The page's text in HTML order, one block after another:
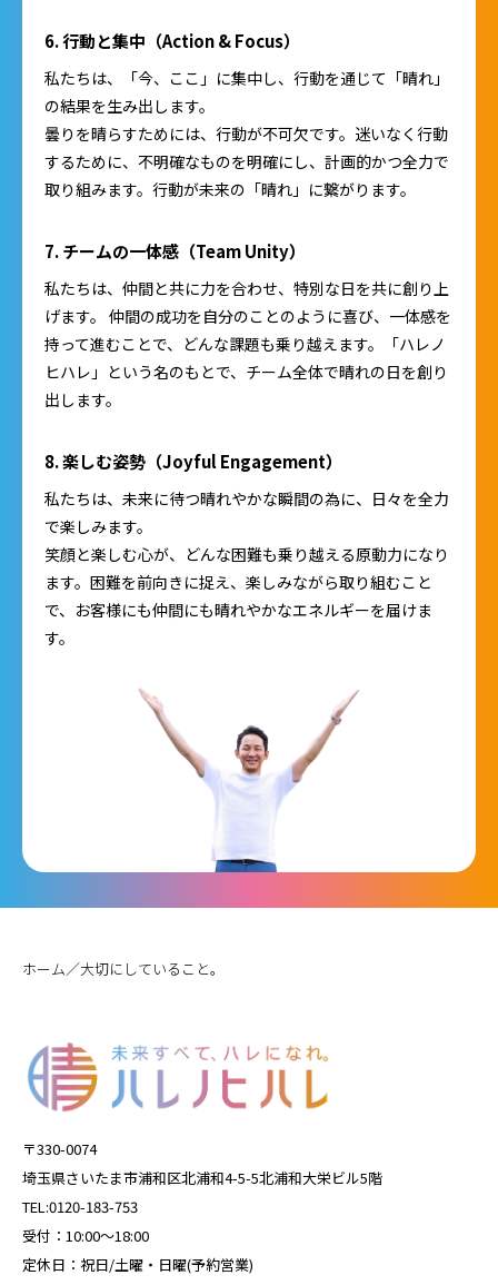
6. 行動と集中（Action & Focus）
私たちは、「今、ここ」に集中し、行動を通じて「晴れ」
の結果を生み出します。
曇りを晴らすためには、行動が不可欠です。迷いなく行動
するために、不明確なものを明確にし、計画的かつ全力で
取り組みます。行動が未来の「晴れ」に繋がります。
7. チームの一体感（Team Unity）
私たちは、仲間と共に力を合わせ、特別な日を共に創り上
げます。 仲間の成功を自分のことのように喜び、一体感を
持って進むことで、どんな課題も乗り越えます。「ハレノ
ヒハレ」という名のもとで、チーム全体で晴れの日を創り
出します。
8. 楽しむ姿勢（Joyful Engagement）
私たちは、未来に待つ晴れやかな瞬間の為に、日々を全力
で楽しみます。
笑顔と楽しむ心が、どんな困難も乗り越える原動力になり
ます。困難を前向きに捉え、楽しみながら取り組むこと
で、お客様にも仲間にも晴れやかなエネルギーを届けま
す。
ホーム／大切にしていること。
〒330-0074
埼玉県さいたま市浦和区北浦和4-5-5北浦和大栄ビル5階
TEL:0120-183-753
受付：10:00～18:00
定休日：祝日/土曜・日曜(予約営業)